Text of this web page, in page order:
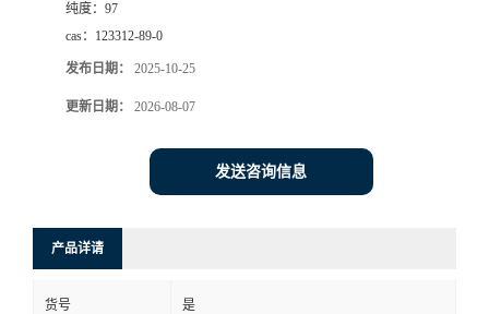
纯度： 97
cas： 123312-89-0
发布日期： 2025-10-25
更新日期： 2026-08-07
发送咨询信息
产品详请
货号 是